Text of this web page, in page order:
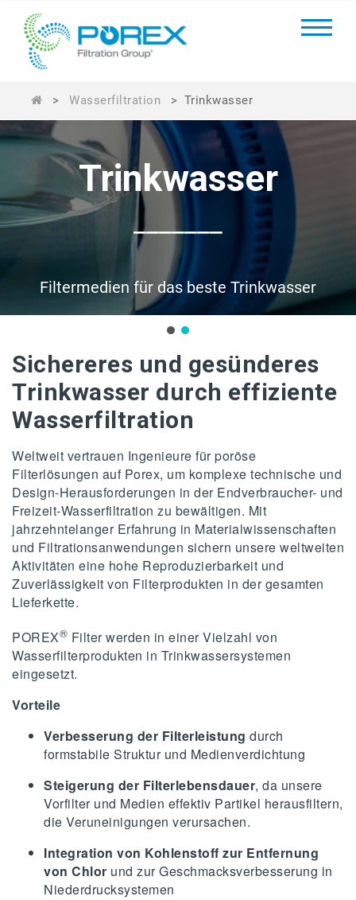
> Wasserfiltration > Trinkwasser
Trinkwasser
_______
Filtermedien für das beste Trinkwasser
Sichereres und gesünderes
Trinkwasser durch effiziente
Wasserfiltration
Weltweit vertrauen Ingenieure für poröse
Filterlösungen auf Porex, um komplexe technische und
Design-Herausforderungen in der Endverbraucher- und
Freizeit-Wasserfiltration zu bewältigen. Mit
jahrzehntelanger Erfahrung in Materialwissenschaften
und Filtrationsanwendungen sichern unsere weltweiten
Aktivitäten eine hohe Reproduzierbarkeit und
Zuverlässigkeit von Filterprodukten in der gesamten
Lieferkette.
POREX® Filter werden in einer Vielzahl von
Wasserfilterprodukten in Trinkwassersystemen
eingesetzt.
Vorteile
Verbesserung der Filterleistung durch
formstabile Struktur und Medienverdichtung
Steigerung der Filterlebensdauer, da unsere
Vorfilter und Medien effektiv Partikel herausfiltern,
die Veruneinigungen verursachen.
Integration von Kohlenstoff zur Entfernung
von Chlor und zur Geschmacksverbesserung in
Niederdrucksystemen